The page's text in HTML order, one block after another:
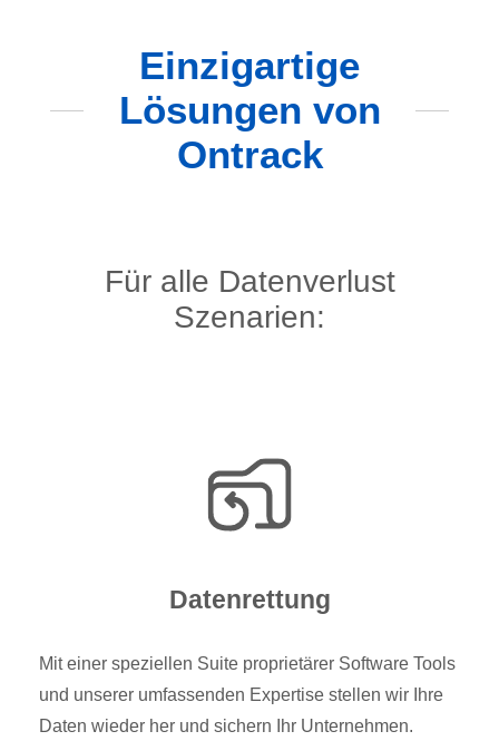
Einzigartige
Lösungen von
Ontrack
Für alle Datenverlust
Szenarien:
Datenrettung
Mit einer speziellen Suite proprietärer Software Tools
und unserer umfassenden Expertise stellen wir Ihre
Daten wieder her und sichern Ihr Unternehmen.